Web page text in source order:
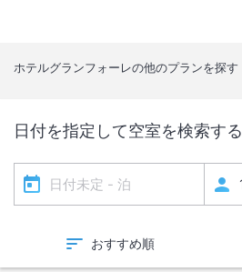
ホテルグランフォーレの他のプランを探す
日付を指定して空室を検索する
おすすめ順